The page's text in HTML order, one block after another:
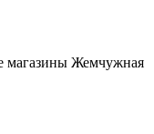
магазины Жемчужная